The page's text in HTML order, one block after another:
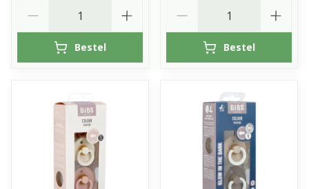
Bestel Bestel